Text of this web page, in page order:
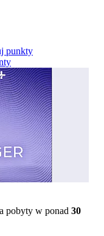
punkty
pobyty w ponad 30